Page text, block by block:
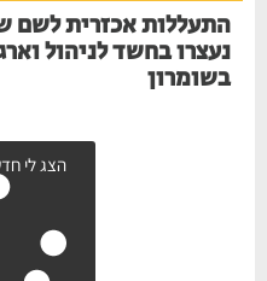
התעללות אכזרית לשם
נעצרו בחשד לניהול
בשומרון
הצג לי חדשות